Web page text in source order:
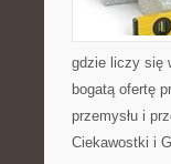
gdzie liczy się
bogatą ofertę
przemysłu i
Ciekawostki i